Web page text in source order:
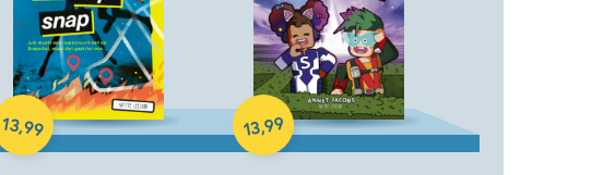
13,99
Hardcover
13,99
Hardcover